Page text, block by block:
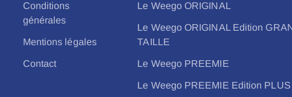
Conditions
générales
Mentions légales
Contact
Le Weego ORIGINAL
Le Weego ORIGINAL Edition
TAILLE
Le Weego PREEMIE
Le Weego PREEMIE Edition PLUS